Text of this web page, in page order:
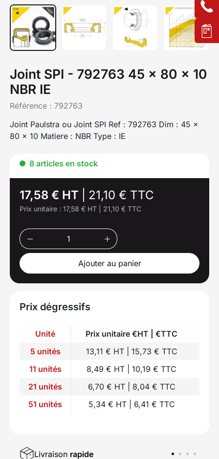
Joint SPI - 792763 45 x 80 x 10
NBR IE
Référence : 792763
Joint Paulstra ou Joint SPI Ref : 792763 Dim : 45 x
80 x 10 Matiere : NBR Type : IE
8 articles en stock
17,58 € HT 21,10 € TTC
Prix unitaire : 17,58 € HT 21,10 € TTC
Ajouter au panier
Prix dégressifs
Unité
Prix unitaire €HT | €TTC
5 unités
13,11 € HT | 15,73 € TTC
11 unités
8,49 € HT | 10,19 € TTC
21 unités
6,70 € HT | 8,04 € TTC
51 unités
5,34 € HT | 6,41 € TTC
Livraison rapide